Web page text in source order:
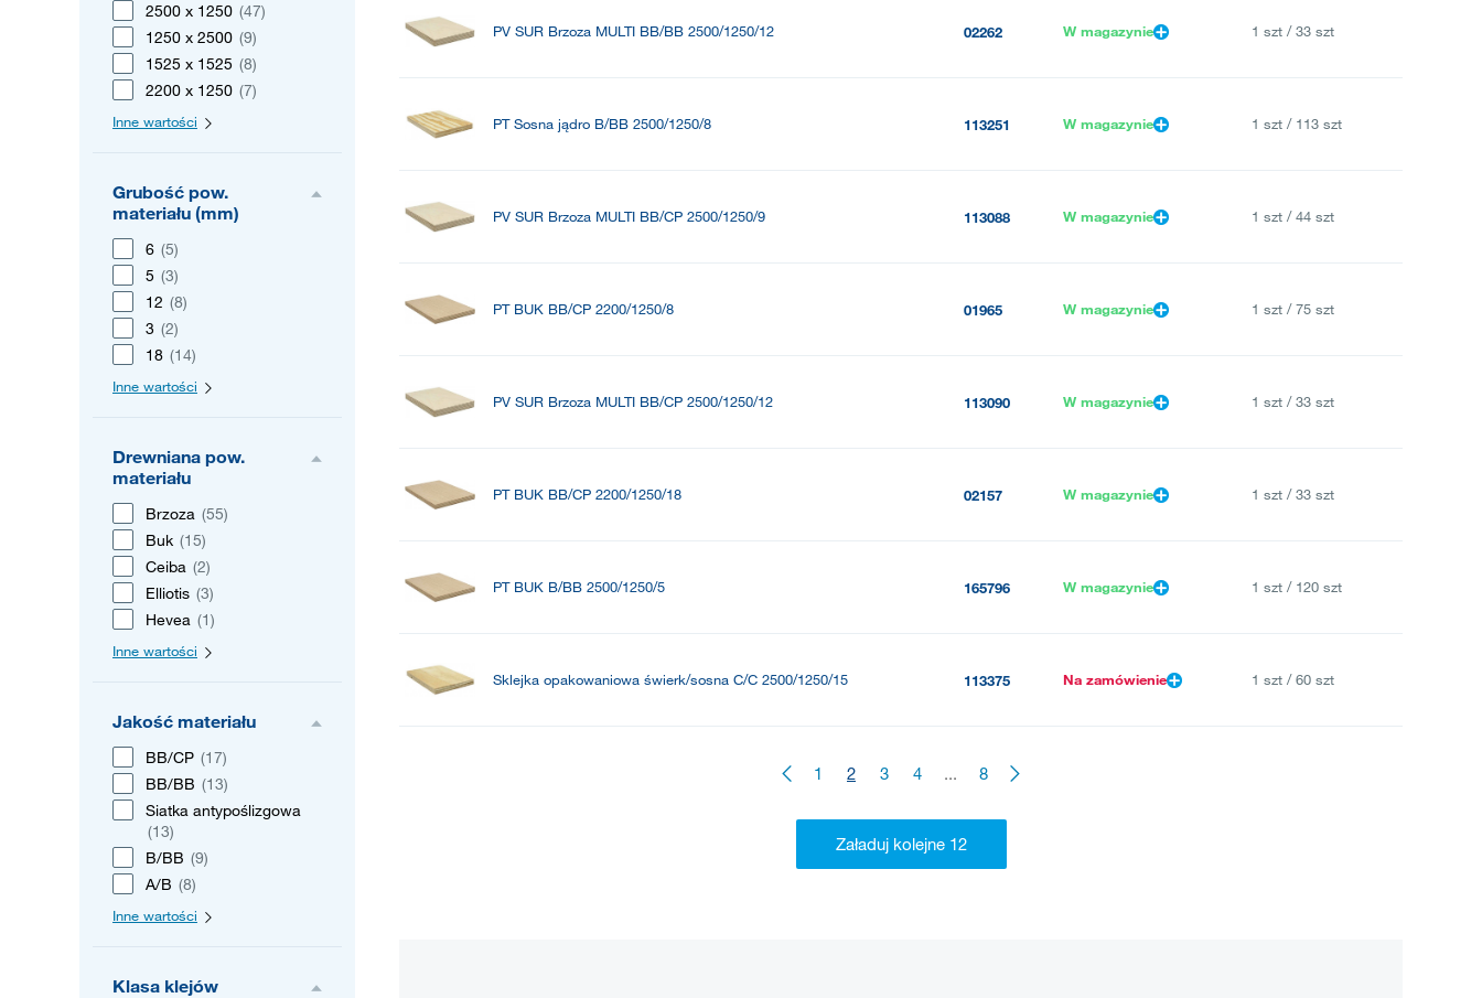
2500 x 1250 (47)
1250 x 2500 (9)
1525 x 1525 (8)
2200 x 1250 (7)
Inne wartości
Grubość pow.
materiału (mm)
6 (5)
5 (3)
12 (8)
3 (2)
18 (14)
Inne wartości
Drewniana pow.
materiału
Brzoza (55)
Buk (15)
Ceiba (2)
Elliotis (3)
Hevea (1)
Inne wartości
Jakość materiału
BB/CP (17)
BB/BB (13)
Siatka antypoślizgowa
(13)
B/BB (9)
A/B (8)
Inne wartości
Klasa klejów
PV SUR Brzoza MULTI BB/BB 2500/1250/12 02262 W magazynie 1 szt / 33 szt
PT Sosna jądro B/BB 2500/1250/8 113251 W magazynie 1 szt / 113 szt
PV SUR Brzoza MULTI BB/CP 2500/1250/9 113088 W magazynie 1 szt / 44 szt
PT BUK BB/CP 2200/1250/8 01965 W magazynie 1 szt / 75 szt
PV SUR Brzoza MULTI BB/CP 2500/1250/12 113090 W magazynie 1 szt / 33 szt
PT BUK BB/CP 2200/1250/18 02157 W magazynie 1 szt / 33 szt
PT BUK B/BB 2500/1250/5 165796 W magazynie 1 szt / 120 szt
Sklejka opakowaniowa świerk/sosna C/C 2500/1250/15 113375 Na zamówienie 1 szt / 60 szt
1 2 3 4 ... 8